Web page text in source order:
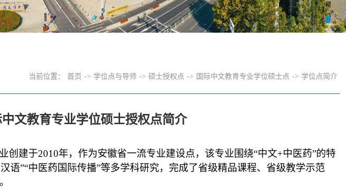
当前位置： 首页 -> 学位点与导师 -> 硕士授权点 -> 国际中文教育专业学位硕士点 -> 学位点简介
中文教育专业学位硕士授权点简介
创建于2010年，作为安徽省一流专业建设点，该专业围绕“中文+中医药”的特
语”“中医药国际传播”等多学科研究，完成了省级精品课程、省级教学示范